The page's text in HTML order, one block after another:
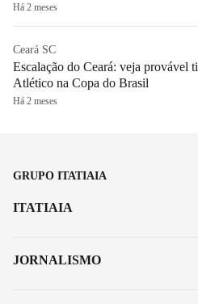
Há 2 meses
Ceará SC
Escalação do Ceará: veja provável
Atlético na Copa do Brasil
Há 2 meses
GRUPO ITATIAIA
ITATIAIA
JORNALISMO